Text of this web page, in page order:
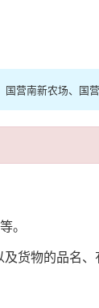
营南新农场、国
。
货物的品名